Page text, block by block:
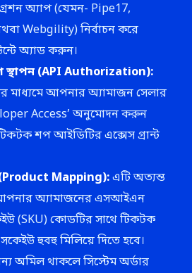
অ্যাপ (যেমন- Pipe17,
Webgility) নির্বাচন করে
অ্যাড করুন।
(API Authorization):
মাধ্যমে আপনার অ্যামাজন সেলার
Access’ অনুমোদন করুন
শপ আইডিটির এক্সেস গ্রান্ট
(Product Mapping):এটি অত্যন্ত
অ্যামাজনের এসআইএন
(SKU) কোডটির সাথে টিকটক
হুবহু মিলিয়ে দিতে হবে।
অমিল থাকলে সিস্টেম অর্ডার